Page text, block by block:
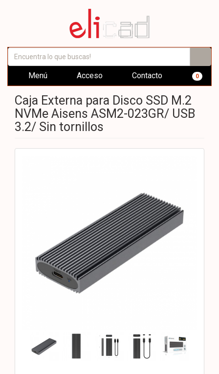
Menú Acceso Contacto 0
Caja Externa para Disco SSD M.2
NVMe Aisens ASM2-023GR/ USB
3.2/ Sin tornillos